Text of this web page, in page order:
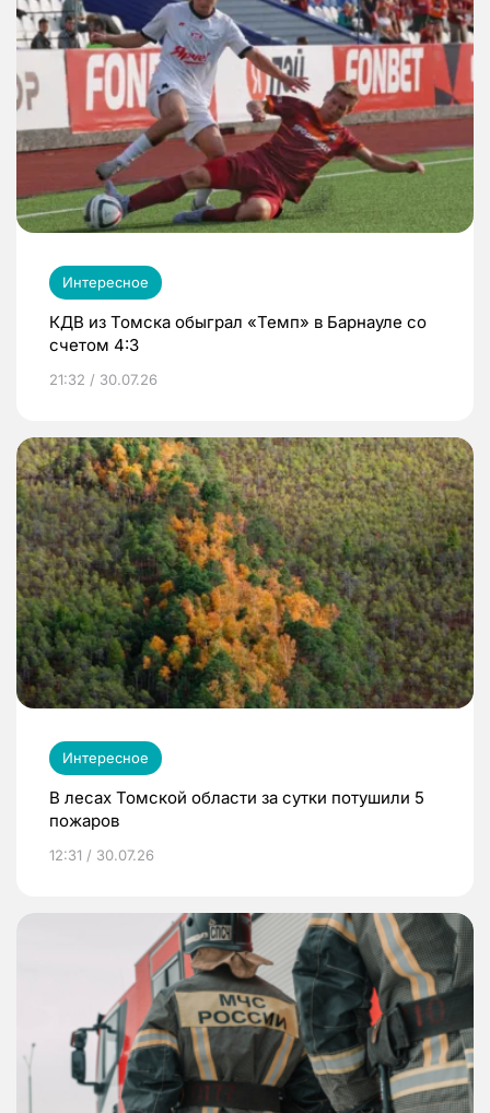
Интересное
КДВ из Томска обыграл «Темп» в Барнауле со
счетом 4:3
21:32 / 30.07.26
Интересное
В лесах Томской области за сутки потушили 5
пожаров
12:31 / 30.07.26